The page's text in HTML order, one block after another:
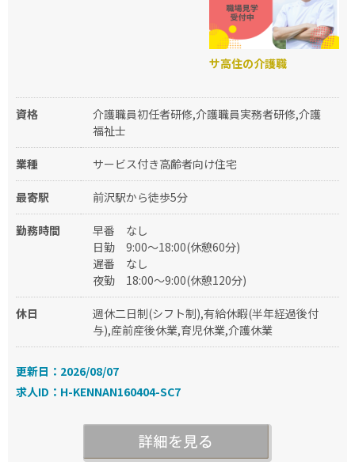
サ高住の介護職
資格
介護職員初任者研修,介護職員実務者研修,介護
福祉士
業種 サービス付き高齢者向け住宅
最寄駅 前沢駅から徒歩5分
勤務時間 早番
なし
日勤
9:00～18:00(休憩60分)
遅番
なし
夜勤
18:00～9:00(休憩120分)
休日
週休二日制(シフト制),有給休暇(半年経過後付
与),産前産後休業,育児休業,介護休業
更新日：2026/08/07
求人ID：H-KENNAN160404-SC7